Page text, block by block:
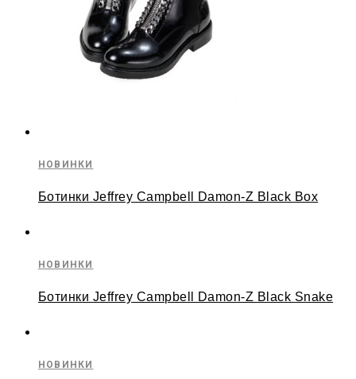
НОВИНКИ
Ботинки Jeffrey Campbell Damon-Z Black Box
НОВИНКИ
Ботинки Jeffrey Campbell Damon-Z Black Snake
НОВИНКИ